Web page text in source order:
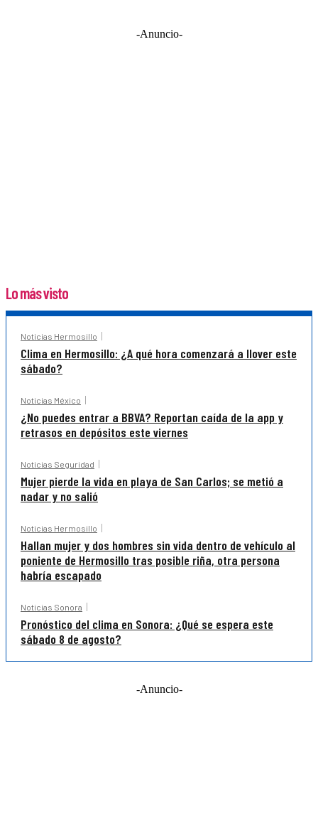
-Anuncio-
Lo más visto
Noticias Hermosillo
Clima en Hermosillo: ¿A qué hora comenzará a llover este
sábado?
Noticias México
¿No puedes entrar a BBVA? Reportan caída de la app y
retrasos en depósitos este viernes
Noticias Seguridad
Mujer pierde la vida en playa de San Carlos; se metió a
nadar y no salió
Noticias Hermosillo
Hallan mujer y dos hombres sin vida dentro de vehículo al
poniente de Hermosillo tras posible riña, otra persona
habría escapado
Noticias Sonora
Pronóstico del clima en Sonora: ¿Qué se espera este
sábado 8 de agosto?
-Anuncio-